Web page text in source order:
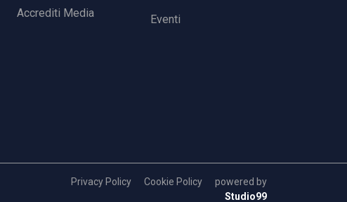
Accrediti Media Eventi
Privacy Policy Cookie Policy
powered by
Studio99